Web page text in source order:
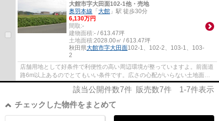
大館市字大田面102-1他・売地
奥羽本線 「 大館 」駅 徒歩30分
6,130万円
間取:-
建物面積:- / 613.47坪
土地面積:2028.00㎡ / 613.47坪
秋田県大館市字大田面102-1、102-2、103-1、103-
2
店舗用地として好条件で利便性の高い周辺環境が整っていますよ。前面道
路6m以上あるのでとてもいい条件です。広さの心配がいらない土地面積
2028㎡(公簿)。整形地のため状態良しの売地...
該当公開件数7件 販売数7件 1-7件表示
チェックした物件をまとめて